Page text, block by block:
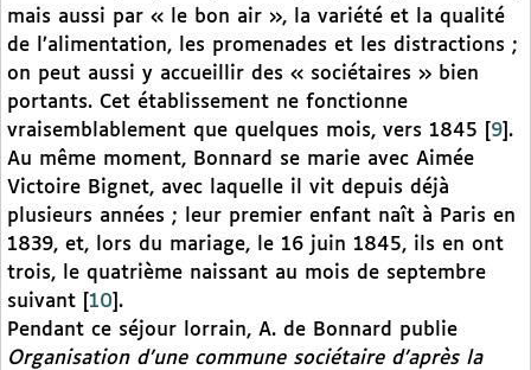
mais aussi par « le bon air », la variété et la qualité
de l’alimentation, les promenades et les distractions ;
on peut aussi y accueillir des « sociétaires » bien
portants. Cet établissement ne fonctionne
vraisemblablement que quelques mois, vers 1845
9 .
Au même moment, Bonnard se marie avec Aimée
Victoire Bignet, avec laquelle il vit depuis déjà
plusieurs années ; leur premier enfant naît à Paris en
1839, et, lors du mariage, le 16 juin 1845, ils en ont
trois, le quatrième naissant au mois de septembre
suivant
10 .
Pendant ce séjour lorrain, A. de Bonnard publie
Organisation d’une commune sociétaire d’après la